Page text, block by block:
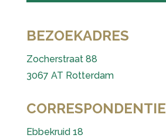
BEZOEKADRES
Zocherstraat 88
3067 AT Rotterdam
CORRESPONDENTIE
Ebbekruid 18